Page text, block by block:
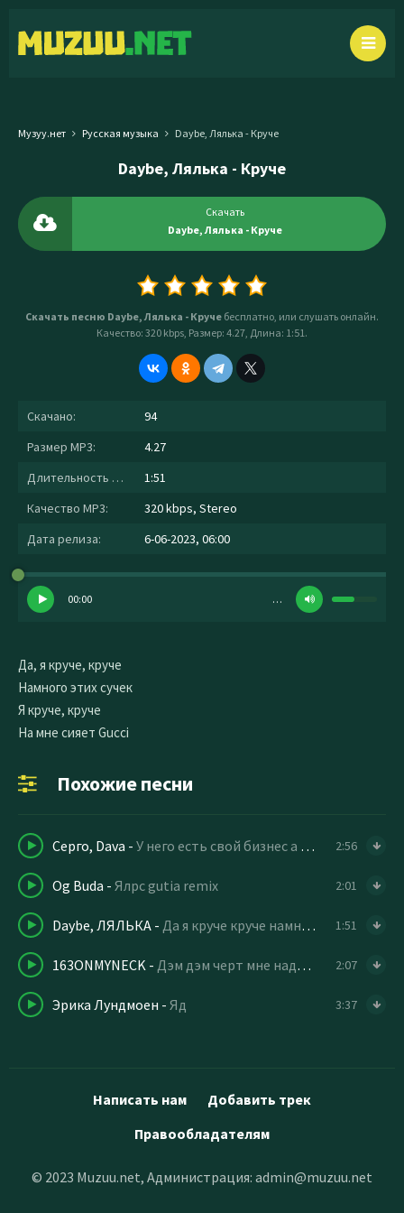
Музуу.нет Русская музыка Daybe, Лялька - Круче
Daybe, Лялька - Круче
Скачать
Daybe, Лялька - Круче
Скачать песню Daybe, Лялька - Круче бесплатно, или слушать онлайн.
Качество: 320 kbps, Размер: 4.27, Длина: 1:51.
Скачано:
94
Размер MP3:
4.27
Длительность MP3:
1:51
Качество MP3:
320 kbps, Stereo
Дата релиза:
6-06-2023, 06:00
00:00 …
Да, я круче, круче
Намного этих сучек
Я круче, круче
На мне сияет Gucci
Похожие песни
Серго, Dava - У него есть свой бизнес а я торгую цветами 2:56
Og Buda - Ялрс gutia remix 2:01
Daybe, ЛЯЛЬКА - Да я круче круче намного этих сучек 1:51
163ONMYNECK - Дэм дэм черт мне надо ехать 2:07
Эрика Лундмоен - Яд 3:37
Написать нам
Добавить трек
Правообладателям
© 2023 Muzuu.net, Администрация: admin@muzuu.net